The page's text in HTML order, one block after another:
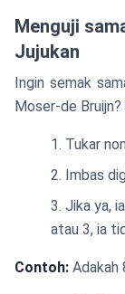
Menguji
Jujukan
Ingin semak
Moser-de Bruijn?
Tukar
Imbas
Jika ya,
atau 3, ia
Contoh: Adakah